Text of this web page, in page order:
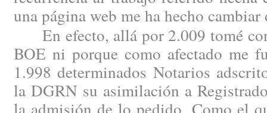
una página web me ha hecho
En efecto, allá por 2.009 tomé
BOE ni porque como afectado me
1.998 determinados Notarios
la DGRN su asimilación a
la admisión de lo pedido. Como el